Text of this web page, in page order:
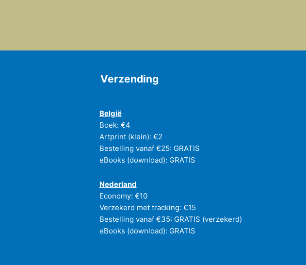
Verzending
België
Boek: €4
Artprint (klein): €2
Bestelling vanaf €25: GRATIS
eBooks (download): GRATIS
Nederland
Economy: €10
Verzekerd met tracking: €15
Bestelling vanaf €35: GRATIS (verzekerd)
eBooks (download): GRATIS